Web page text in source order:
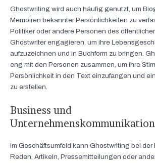
Ghostwriting wird auch häufig genutzt, um
Memoiren bekannter Persönlichkeiten zu
Politiker oder andere Personen des
Ghostwriter engagieren, um ihre
aufzuzeichnen und in Buchform zu bringen.
eng mit den Personen zusammen, um ihre
Persönlichkeit in den Text einzufangen und
zu erstellen.
Business und
Unternehmenskommunikation
Im Geschäftsumfeld kann Ghostwriting bei der
Reden, Artikeln, Pressemitteilungen oder